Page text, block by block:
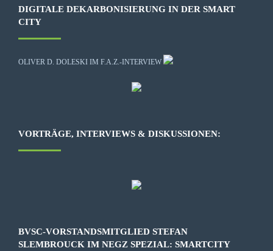
DIGITALE DEKARBONISIERUNG IN DER SMART
CITY
OLIVER D. DOLESKI IM F.A.Z.-INTERVIEW
VORTRÄGE, INTERVIEWS & DISKUSSIONEN:
BVSC-VORSTANDSMITGLIED STEFAN
SLEMBROUCK IM NEGZ SPEZIAL: SMARTCITY